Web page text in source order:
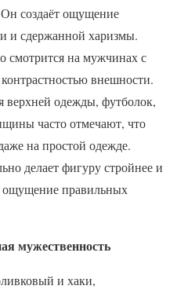
создаёт ощущение
и сдержанной харизмы.
смотрится на мужчинах с
внешности.
верхней одежды, футболок,
часто отмечают, что
на простой одежде.
делает фигуру стройнее и
ощущение правильных
мужественность
и хаки,